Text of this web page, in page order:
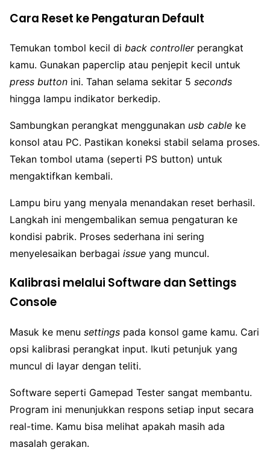
Cara Reset ke Pengaturan Default
Temukan tombol kecil di back controllerperangkat
kamu. Gunakan paperclip atau penjepit kecil untuk
press button ini. Tahan selama sekitar 5 seconds
hingga lampu indikator berkedip.
Sambungkan perangkat menggunakan usb cable ke
konsol atau PC. Pastikan koneksi stabil selama proses.
Tekan tombol utama (seperti PS button) untuk
mengaktifkan kembali.
Lampu biru yang menyala menandakan reset berhasil.
Langkah ini mengembalikan semua pengaturan ke
kondisi pabrik. Proses sederhana ini sering
menyelesaikan berbagai issue yang muncul.
Kalibrasi melalui Software dan Settings
Console
Masuk ke menu settings pada konsol game kamu. Cari
opsi kalibrasi perangkat input. Ikuti petunjuk yang
muncul di layar dengan teliti.
Software seperti Gamepad Tester sangat membantu.
Program ini menunjukkan respons setiap input secara
real-time. Kamu bisa melihat apakah masih ada
masalah gerakan.